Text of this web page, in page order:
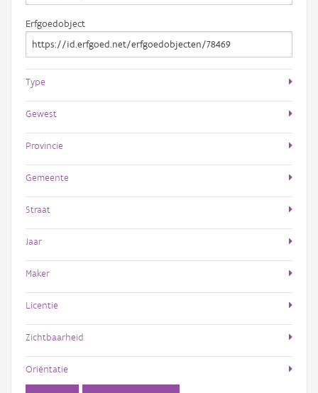
Erfgoedobject
Type
Gewest
Provincie
Gemeente
Straat
Jaar
Maker
Licentie
Zichtbaarheid
Oriëntatie